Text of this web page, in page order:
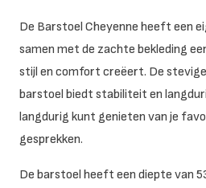
De Barstoel Cheyenne heeft een
samen met de zachte bekleding
stijl en comfort creëert. De
barstoel biedt stabiliteit en
langdurig kunt genieten van je
gesprekken.
De barstoel heeft een diepte van